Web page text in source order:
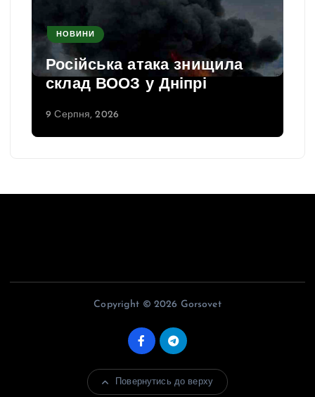
НОВИНИ
Російська атака знищила
склад ВООЗ у Дніпрі
9 Серпня, 2026
Copyright © 2026 Gorsovet
Повернутись до верху